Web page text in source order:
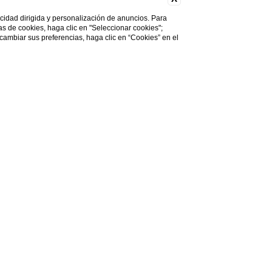
dirigida y personalización de anuncios. Para
de cookies, haga clic en "Seleccionar cookies";
sus preferencias, haga clic en “Cookies” en el